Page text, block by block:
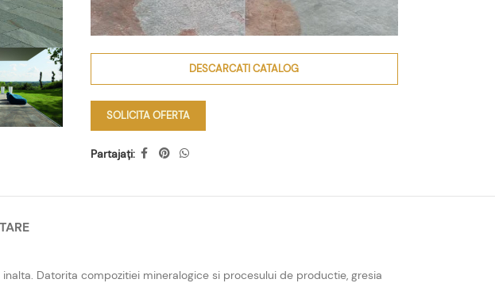
DESCARCATI CATALOG
SOLICITA OFERTA
Partajați:
Datorita compozitiei mineralogice si procesului de productie, gresia